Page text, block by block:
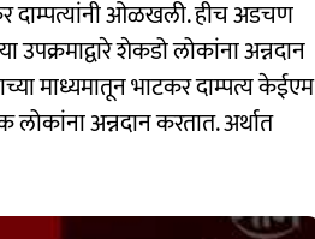
दाम्पत्यांनी ओळखली. हीच अडचण
शेकडो लोकांना अन्नदान
माध्यमातून भाटकर दाम्पत्य केईएम
अन्नदान करतात. अर्थात